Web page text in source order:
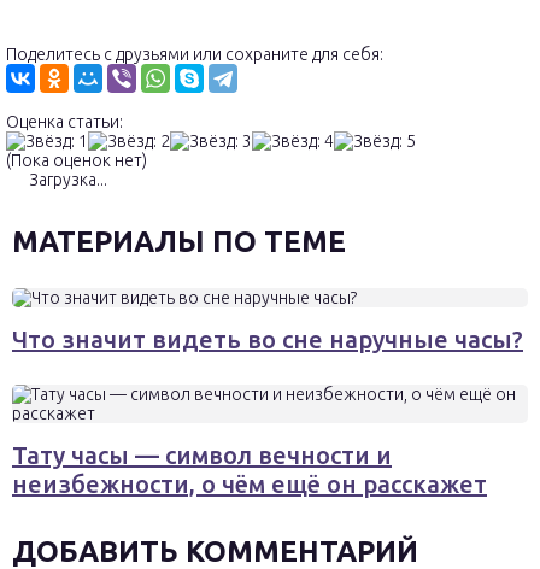
Поделитесь с друзьями или сохраните для себя:
Оценка статьи:
(Пока оценок нет)
Загрузка...
МАТЕРИАЛЫ ПО ТЕМЕ
Что значит видеть во сне наручные часы?
Тату часы — символ вечности и
неизбежности, о чём ещё он расскажет
ДОБАВИТЬ КОММЕНТАРИЙ